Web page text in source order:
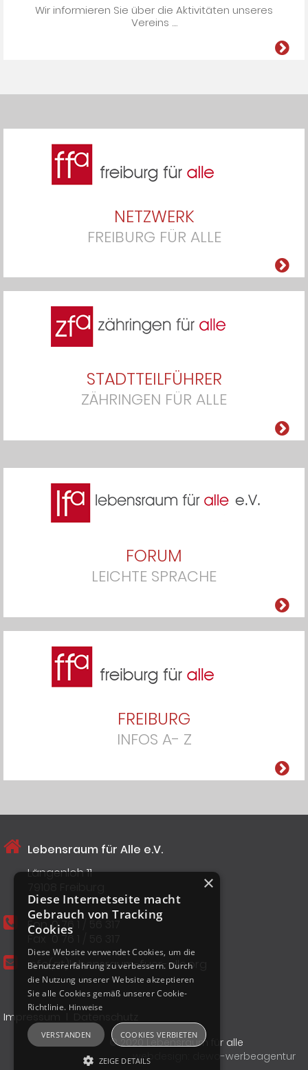
Wir informieren Sie über die Ak­ti­vi­tä­ten un­se­res
Ver­eins ....
NETZWERK
FREIBURG FÜR ALLE
STADTTEILFÜHRER
ZÄHRINGEN FÜR ALLE
FORUM
LEICHTE SPRACHE
FREIBURG
INFOS A- Z
Lebensraum für Alle e.V.
Längenloh 11
Fon 0 76 1 / 56 317
Fax 0 76 1 / 56 317
info(at)lebensraum-fuer-alle.org
Impressum
© 2020 Lebensraum für alle
webdesign: dewo-werbeagentur
×
Diese Internetseite macht
Gebrauch von Tracking
Cookies
Diese Website verwendet Cookies, um die
Benutzererfahrung zu verbessern. Durch
die Nutzung unserer Website akzeptieren
Sie alle Cookies gemäß unserer Cookie-
Richtlinie. Hinweise
VERSTANDEN COOKIES VERBIETEN
ZEIGE DETAILS